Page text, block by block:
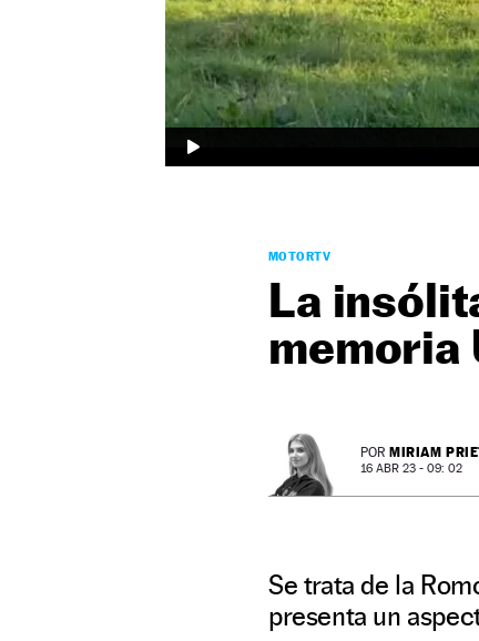
MOTORTV
La
memoria
POR MIRIAM
16 ABR 23 - 09: 02
Se trata de la
presenta un